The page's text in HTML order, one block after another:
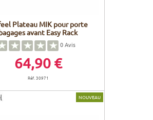
Plateau MIK pour porte
avant Easy Rack
0Avis
64,90 €
Réf. 30971
NOUVEAU